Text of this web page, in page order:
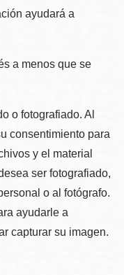
ayudará a
a menos que se
o fotografiado. Al
consentimiento para
y el material
ser fotografiado,
o al fotógrafo.
ayudarle a
capturar su imagen.